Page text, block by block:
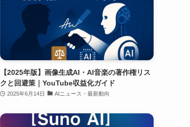
【2025年版】画像生成AI・AI音楽の著作権リス
クと回避策｜YouTube収益化ガイド
2025年6月14日 AIニュース・最新動向